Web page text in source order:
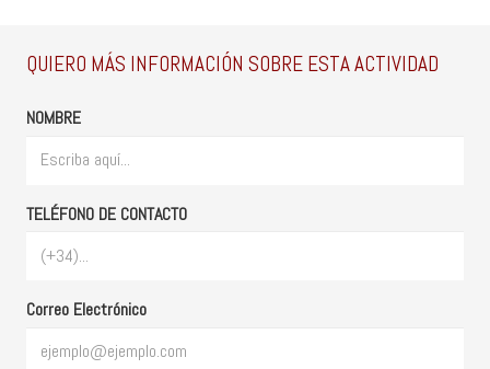
QUIERO MÁS INFORMACIÓN SOBRE ESTA ACTIVIDAD
NOMBRE
TELÉFONO DE CONTACTO
Correo Electrónico